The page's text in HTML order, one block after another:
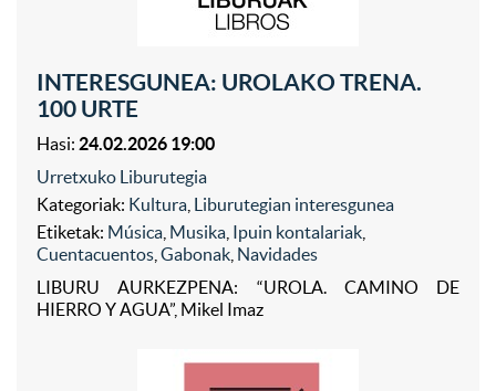
INTERESGUNEA: UROLAKO TRENA.
100 URTE
Hasi: 24.02.2026 19:00
Urretxuko Liburutegia
Kategoriak: Kultura Liburutegian interesgunea
Etiketak: Música Musika Ipuin kontalariak
Cuentacuentos Gabonak Navidades
LIBURU AURKEZPENA: “UROLA. CAMINO DE
HIERRO Y AGUA”, Mikel Imaz